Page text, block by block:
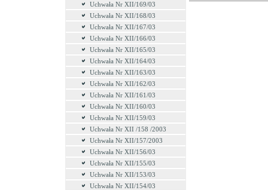
Uchwała Nr XII/169/03
Uchwała Nr XII/168/03
Uchwała Nr XII/167/03
Uchwała Nr XII/166/03
Uchwała Nr XII/165/03
Uchwała Nr XII/164/03
Uchwała Nr XII/163/03
Uchwała Nr XII/162/03
Uchwała Nr XII/161/03
Uchwała Nr XII/160/03
Uchwała Nr XII/159/03
Uchwała Nr XII /158 /2003
Uchwała Nr XII/157/2003
Uchwała Nr XII/156/03
Uchwała Nr XII/155/03
Uchwała Nr XII/153/03
Uchwała Nr XII/154/03